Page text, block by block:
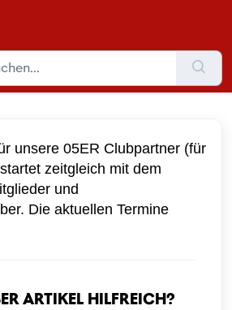
unsere 05ER Clubpartner (für
zeitgleich mit dem
und
Die aktuellen Termine
Artikel hilfreich?